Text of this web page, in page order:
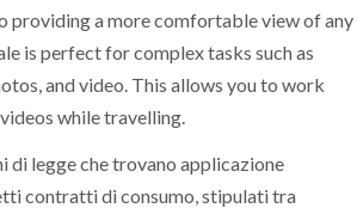
providing a more comfortable view of any
is perfect for complex tasks such as
and video. This allows you to work
while travelling.
di legge che trovano applicazione
contratti di consumo, stipulati tra